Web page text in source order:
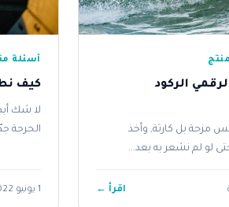
الركود
مزحة بل كارثة, وأخذ
لو لم نشعر به بعد...
اقرأ ←
أسئلة
كيف
لا شك
الحرجة
1 يونيو 2022 · 1 دقائق قراءة